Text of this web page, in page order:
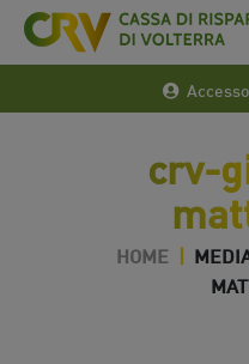
Accesso
crv-
HOME |